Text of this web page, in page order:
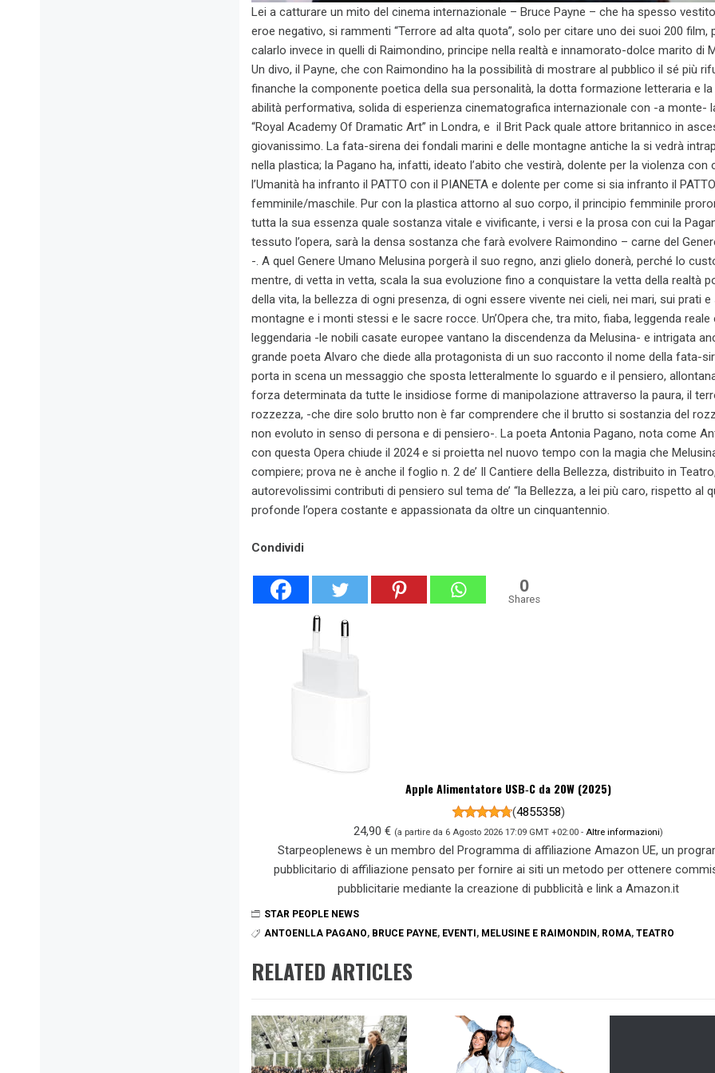
Lei a catturare un mito del cinema internazionale – Bruce Payne – che ha spesso
eroe negativo, si rammenti “Terrore ad alta quota”, solo per citare uno dei suoi 200 film,
calarlo invece in quelli di Raimondino, principe nella realtà e innamorato-dolce marito di
Un divo, il Payne, che con Raimondino ha la possibilità di mostrare al pubblico il sé più
finanche la componente poetica della sua personalità, la dotta formazione letteraria e
abilità performativa, solida di esperienza cinematografica internazionale con -a monte-
“Royal Academy Of Dramatic Art” in Londra, e il Brit Pack quale attore britannico in
giovanissimo. La fata-sirena dei fondali marini e delle montagne antiche la si vedrà
nella plastica; la Pagano ha, infatti, ideato l’abito che vestirà, dolente per la violenza con
l’Umanità ha infranto il PATTO con il PIANETA e dolente per come si sia infranto il PATTO
femminile/maschile. Pur con la plastica attorno al suo corpo, il principio femminile
tutta la sua essenza quale sostanza vitale e vivificante, i versi e la prosa con cui la
tessuto l’opera, sarà la densa sostanza che farà evolvere Raimondino – carne del
-. A quel Genere Umano Melusina porgerà il suo regno, anzi glielo donerà, perché lo
mentre, di vetta in vetta, scala la sua evoluzione fino a conquistare la vetta della realtà
della vita, la bellezza di ogni presenza, di ogni essere vivente nei cieli, nei mari, sui prati e
montagne e i monti stessi e le sacre rocce. Un’Opera che, tra mito, fiaba, leggenda reale
leggendaria -le nobili casate europee vantano la discendenza da Melusina- e intrigata
grande poeta Alvaro che diede alla protagonista di un suo racconto il nome della fata-
porta in scena un messaggio che sposta letteralmente lo sguardo e il pensiero,
forza determinata da tutte le insidiose forme di manipolazione attraverso la paura, il
rozzezza, -che dire solo brutto non è far comprendere che il brutto si sostanzia del
non evoluto in senso di persona e di pensiero-. La poeta Antonia Pagano, nota come
con questa Opera chiude il 2024 e si proietta nel nuovo tempo con la magia che
compiere; prova ne è anche il foglio n. 2 de’ Il Cantiere della Bellezza, distribuito in
autorevolissimi contributi di pensiero sul tema de’ “la Bellezza, a lei più caro, rispetto al
profonde l’opera costante e appassionata da oltre un cinquantennio.
Condividi
0
Shares
Apple Alimentatore USB‑C da 20W (2025)
(4855358)
24,90 € (a partire da 6 Agosto 2026 17:09 GMT +02:00 - Altre informazioni)
Starpeoplenews è un membro del Programma di affiliazione Amazon UE, un
pubblicitario di affiliazione pensato per fornire ai siti un metodo per ottenere
pubblicitarie mediante la creazione di pubblicità e link a Amazon.it
STAR PEOPLE NEWS
ANTOENLLA PAGANO, BRUCE PAYNE, EVENTI , MELUSINE E RAIMONDIN , ROMA, TEATRO
RELATED ARTICLES